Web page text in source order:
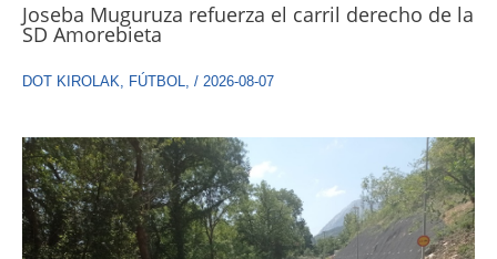
Joseba Muguruza refuerza el carril derecho de la
SD Amorebieta
DOT KIROLAK FÚTBOL / 2026-08-07